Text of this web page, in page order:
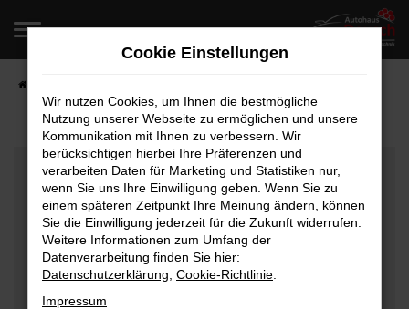
Zum
springen
Fehler: Network Error
Beim Laden ist ein Fehler aufgetreten.
Hier sind ein paar Tipps, die dir helfen können:
Überprüfe deine Firewall und deine
Internetverbindung.
Laden andere Webseiten, zum Beispiel deine
Cookie Einstellungen
Wir nutzen Cookies, um Ihnen die bestmögliche
Nutzung unserer Webseite zu ermöglichen und unsere
Kommunikation mit Ihnen zu verbessern. Wir
berücksichtigen hierbei Ihre Präferenzen und
verarbeiten Daten für Marketing und Statistiken nur,
wenn Sie uns Ihre Einwilligung geben. Wenn Sie zu
einem späteren Zeitpunkt Ihre Meinung ändern, können
Sie die Einwilligung jederzeit für die Zukunft widerrufen.
Weitere Informationen zum Umfang der
Datenverarbeitung finden Sie hier:
Datenschutzerklärung Cookie-Richtlinie
Impressum